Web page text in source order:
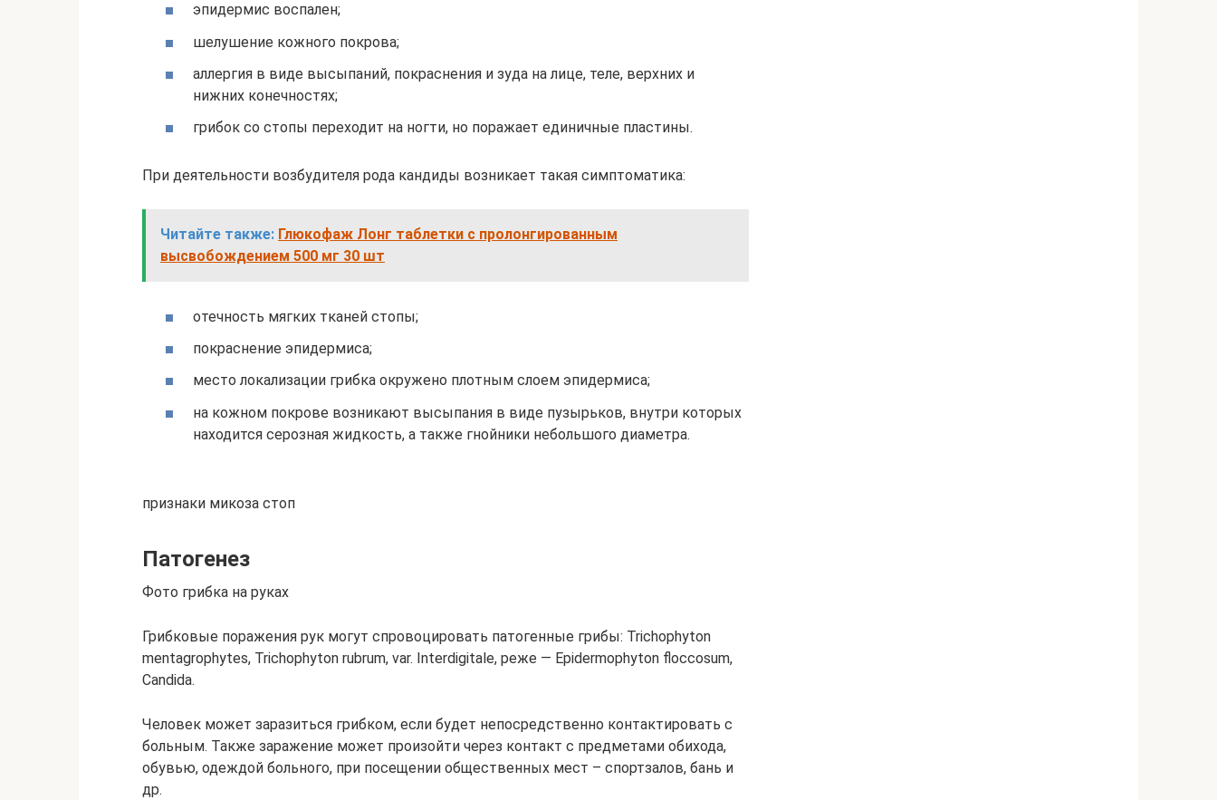
эпидермис воспален;
шелушение кожного покрова;
аллергия в виде высыпаний, покраснения и зуда на лице, теле, верхних и
нижних конечностях;
грибок со стопы переходит на ногти, но поражает единичные пластины.
При деятельности возбудителя рода кандиды возникает такая симптоматика:
Читайте также: Глюкофаж Лонг таблетки с пролонгированным
высвобождением 500 мг 30 шт
отечность мягких тканей стопы;
покраснение эпидермиса;
место локализации грибка окружено плотным слоем эпидермиса;
на кожном покрове возникают высыпания в виде пузырьков, внутри которых
находится серозная жидкость, а также гнойники небольшого диаметра.
признаки микоза стоп
Патогенез
Фото грибка на руках
Грибковые поражения рук могут спровоцировать патогенные грибы: Trichophyton
mentagrophytes, Trichophyton rubrum, var. Interdigitale, реже — Epidermophyton floccosum,
Candida.
Человек может заразиться грибком, если будет непосредственно контактировать с
больным. Также заражение может произойти через контакт с предметами обихода,
обувью, одеждой больного, при посещении общественных мест – спортзалов, бань и
др.